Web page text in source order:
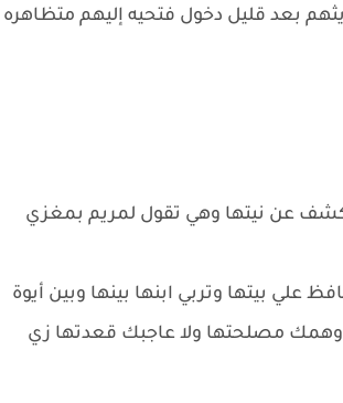
بعد قليل دخول فتحيه إليهم متظاهره
عن نيتها وهي تقول لمريم بمغزي
علي بيتها وتربي ابنها بينها وبين أيوة
مصلحتها ولا عاجبك قعدتها زي